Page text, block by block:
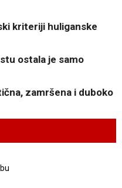
kriteriji huliganske
ostala je samo
zamršena i duboko